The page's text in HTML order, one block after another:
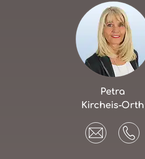
Petra
Kircheis-Orth